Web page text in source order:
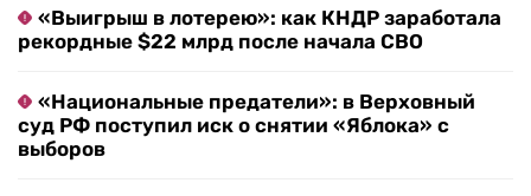
«Выигрыш в лотерею»: как КНДР заработала
рекордные $22 млрд после начала СВО
«Национальные предатели»: в Верховный
суд РФ поступил иск о снятии «Яблока» с
выборов